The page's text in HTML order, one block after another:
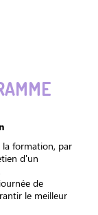
la formation, par
d'un
de
le meilleur